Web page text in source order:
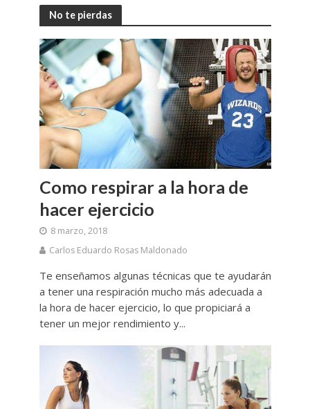
No te pierdas
Como respirar a la hora de
hacer ejercicio
8 marzo, 2018
Carlos Eduardo Rosas Maldonado
Te enseñamos algunas técnicas que te ayudarán
a tener una respiración mucho más adecuada a
la hora de hacer ejercicio, lo que propiciará a
tener un mejor rendimiento y...